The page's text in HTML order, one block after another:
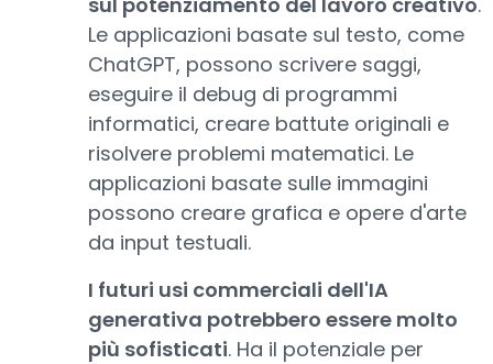
Le applicazioni basate sul testo, come
ChatGPT, possono scrivere saggi,
eseguire il debug di programmi
informatici, creare battute originali e
risolvere problemi matematici. Le
applicazioni basate sulle immagini
possono creare grafica e opere d'arte
da input testuali.
I futuri usi commerciali dell'IA
generativa potrebbero essere molto
più sofisticati. Ha il potenziale per